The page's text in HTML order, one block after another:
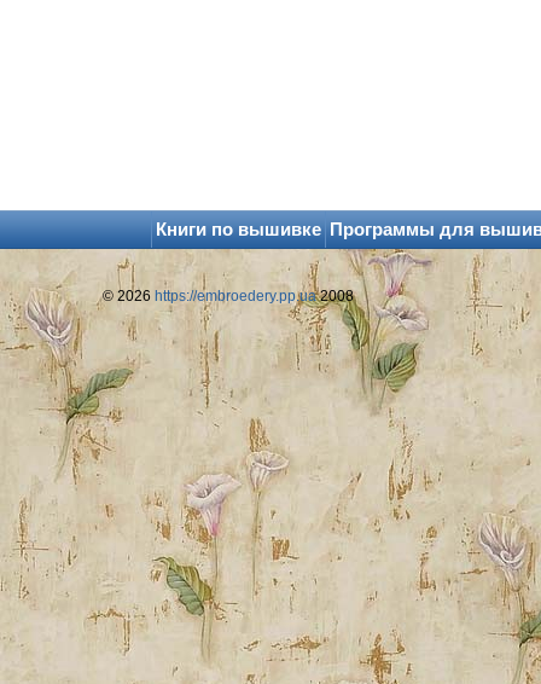
Книги по вышивке Программы для
© 2026 https://embroedery.pp.ua2008